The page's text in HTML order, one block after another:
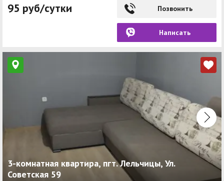
95 руб/сутки Позвонить
Написать
3-комнатная квартира, пгт. Лельчицы, Ул.
Советская 59